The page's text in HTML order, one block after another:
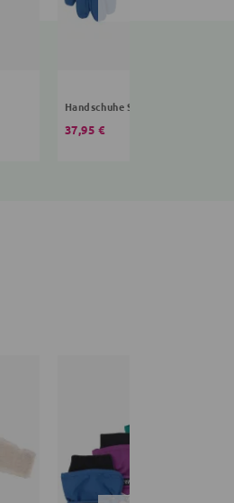
Handschuhe Sterne
37,95 €